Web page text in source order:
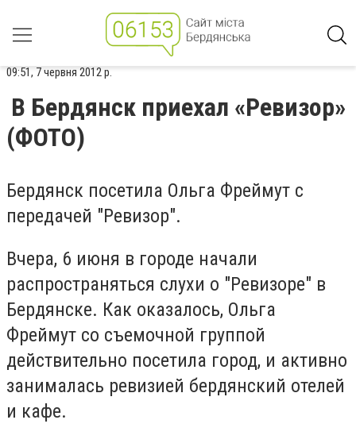
09:51, 7 червня 2012 р.
В Бердянск приехал «Ревизор»
(ФОТО)
Бердянск посетила Ольга Фреймут с
передачей "Ревизор".
Вчера, 6 июня в городе начали
распространяться слухи о "Ревизоре" в
Бердянске. Как оказалось, Ольга
Фреймут со съемочной группой
действительно посетила город, и активно
занималась ревизией бердянский отелей
и кафе.